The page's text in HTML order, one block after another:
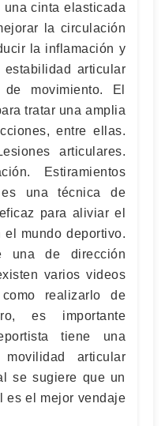
cinta elasticada
la circulación
la inflamación y
articular
movimiento. El
tratar una amplia
entre ellas.
articulares.
Estiramientos
una técnica de
para aliviar el
mundo deportivo.
una de dirección
varios videos
realizarlo de
es importante
tiene una
articular
se sugiere que un
es el mejor vendaje